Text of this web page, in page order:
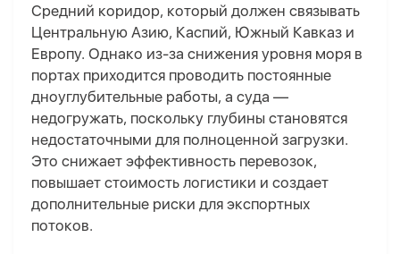
Средний коридор, который должен связывать
Центральную Азию, Каспий, Южный Кавказ и
Европу. Однако из-за снижения уровня моря в
портах приходится проводить постоянные
дноуглубительные работы, а суда —
недогружать, поскольку глубины становятся
недостаточными для полноценной загрузки.
Это снижает эффективность перевозок,
повышает стоимость логистики и создает
дополнительные риски для экспортных
потоков.